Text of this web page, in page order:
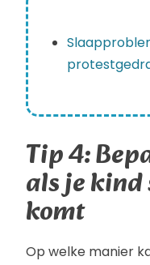
Tip 4:
als je kind
komt
Op welke manier